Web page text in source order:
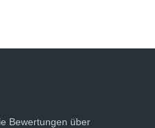
Bewertungen über